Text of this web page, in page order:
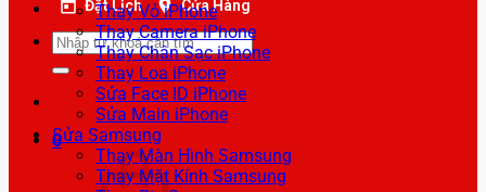
Đặt Lịch Cửa Hàng
Tìm
kiếm:
0
Thay Vỏ iPhone
Thay Camera iPhone
Thay Chân Sạc iPhone
Thay Loa iPhone
Sửa Face ID iPhone
Sửa Main iPhone
Sửa Samsung
Thay Màn Hình Samsung
Thay Mặt Kính Samsung